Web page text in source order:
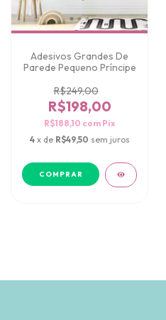
Adesivos Grandes De
Parede Pequeno Príncipe
R$249,00
R$198,00
R$188,10 com Pix
4 x de R$49,50 sem juros